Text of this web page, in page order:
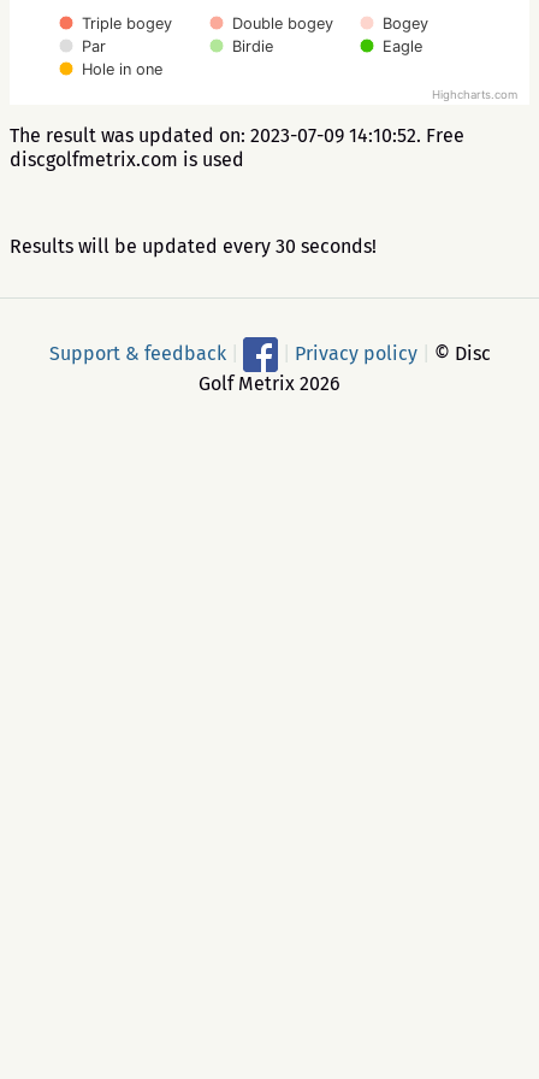
Triple bogey Double bogey
Bogey
Par
Birdie
Eagle
Hole in one
Highcharts.com
The result was updated on: 2023-07-09 14:10:52. Free
discgolfmetrix.com is used
Results will be updated every 30 seconds!
Support & feedback Privacy policy
© Disc
Golf Metrix 2026